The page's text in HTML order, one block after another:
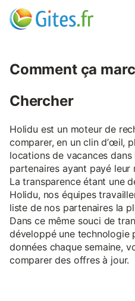
Comment ça
Chercher
Holidu est un moteur de
comparer, en un clin d’œil,
locations de vacances
partenaires ayant payé leur
La transparence étant une
Holidu, nos équipes
liste de nos partenaires la
Dans ce même souci de
développé une technologie
données chaque semaine,
comparer des offres à jour.